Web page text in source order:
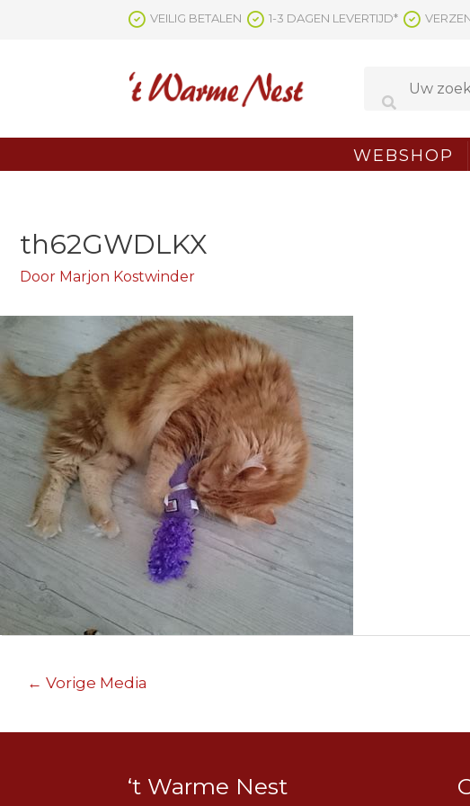
VEILIG BETALEN 1-3 DAGEN LEVERTIJD*
WEBSHOP
th62GWDLKX
Door Marjon Kostwinder
Berichtnavigatie
← Vorige Media
‘t Warme Nest